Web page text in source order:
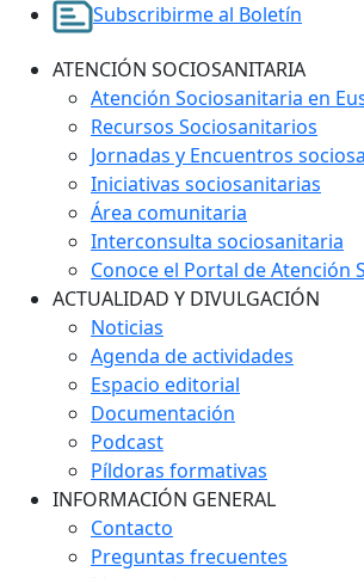
Subscribirme al Boletín
ATENCIÓN SOCIOSANITARIA
Atención Sociosanitaria en
Recursos Sociosanitarios
Jornadas y Encuentros
Iniciativas sociosanitarias
Área comunitaria
Interconsulta sociosanitaria
Conoce el Portal de Atención
ACTUALIDAD Y DIVULGACIÓN
Noticias
Agenda de actividades
Espacio editorial
Documentación
Podcast
Píldoras formativas
INFORMACIÓN GENERAL
Contacto
Preguntas frecuentes